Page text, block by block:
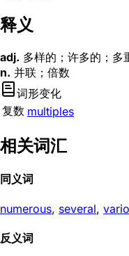
释义
adj. 多样的；许多的；多
n. 并联；倍数
词形变化
复数 multiples
相关词汇
同义词
numerous, several,
反义词